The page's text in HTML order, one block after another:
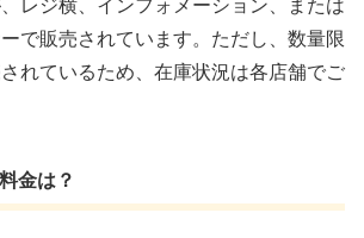
レジ横、インフォメーション、または
で販売されています。​ただし、数量限
れているため、在庫状況は各店舗でご
金は？